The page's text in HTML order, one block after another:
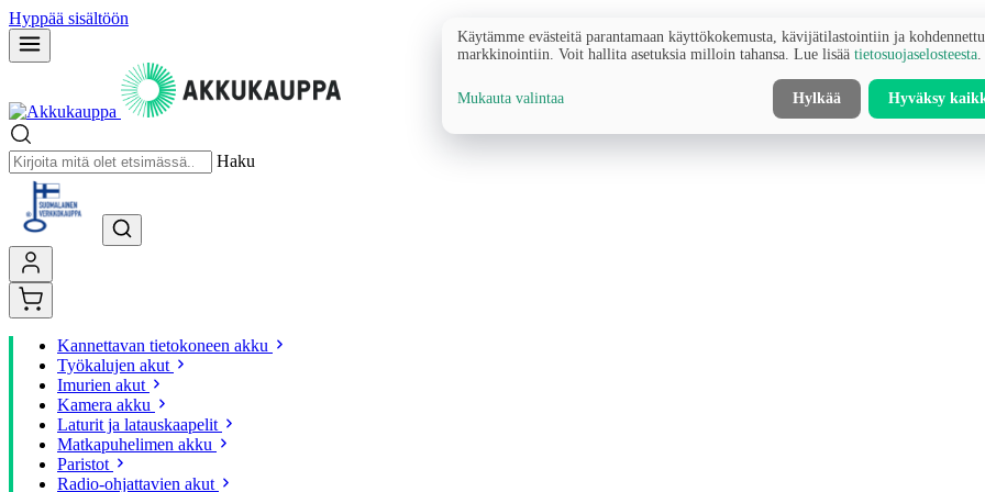
Hyppää sisältöön
Haku
Kannettavan tietokoneen akku
Työkalujen akut
Imurien akut
Kamera akku
Laturit ja latauskaapelit
Matkapuhelimen akku
Paristot
Radio-ohjattavien akut
Käytämme evästeitä parantamaan käyttökokemusta, kävijätilastointiin ja
markkinointiin. Voit hallita asetuksia milloin tahansa. Lue lisää tietosuojaselosteesta
Mukauta valintaa Hylkää Hyväksy